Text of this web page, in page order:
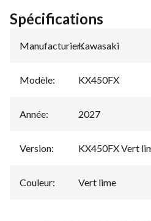
Spécifications
Manufacturier:
Kawasaki
Modèle: KX450FX
Année: 2027
Version: KX450FX Vert
Couleur: Vert lime